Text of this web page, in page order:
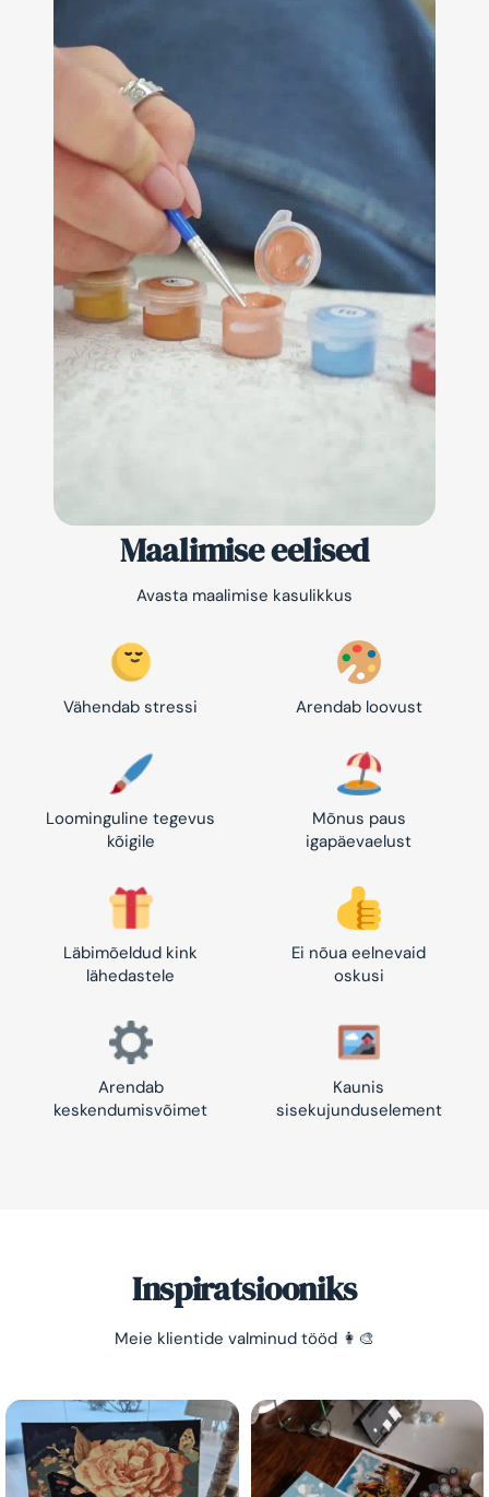
Maalimise eelised
Avasta maalimise kasulikkus
Vähendab stressi Arendab loovust
Loominguline tegevus
kõigile
Mõnus paus
igapäevaelust
Läbimõeldud kink
lähedastele
Ei nõua eelnevaid
oskusi
Arendab
keskendumisvõimet
Kaunis
sisekujunduselement
Inspiratsiooniks
Meie klientide valminud tööd 👩‍🎨